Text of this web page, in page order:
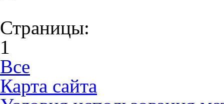
Страницы:
1
Все
Карта сайта